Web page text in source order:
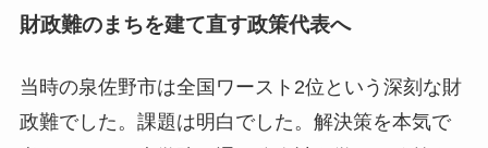
財政難のまちを建て直す政策代表へ
当時の泉佐野市は全国ワースト2位という深刻な財
政難でした。課題は明白でした。解決策を本気で